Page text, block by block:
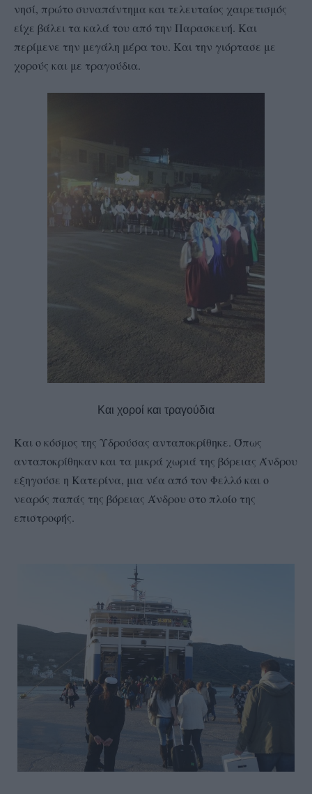
νησί, πρώτο συναπάντημα και τελευταίος χαιρετισμός
είχε βάλει τα καλά του από την Παρασκευή. Και
περίμενε την μεγάλη μέρα του. Και την γιόρτασε με
χορούς και με τραγούδια.
Και χοροί και τραγούδια
Και ο κόσμος της Υδρούσας ανταποκρίθηκε. Όπως
ανταποκρίθηκαν και τα μικρά χωριά της βόρειας Άνδρου
εξηγούσε η Κατερίνα, μια νέα από τον Φελλό και ο
νεαρός παπάς της βόρειας Άνδρου στο πλοίο της
επιστροφής.